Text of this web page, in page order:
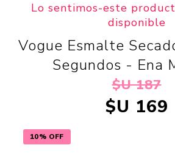
10% OFF
Lo sentimos-este
disponible
Vogue Esmalte
Segundos - Ena
$U 187
$U 169